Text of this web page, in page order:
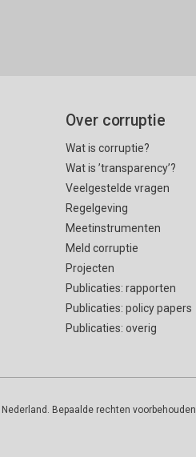
Over corruptie
Wat is corruptie?
Wat is ’transparency’?
Veelgestelde vragen
Regelgeving
Meetinstrumenten
Meld corruptie
Projecten
Publicaties: rapporten
Publicaties: policy papers
Publicaties: overig
Bepaalde rechten voorbehouden.